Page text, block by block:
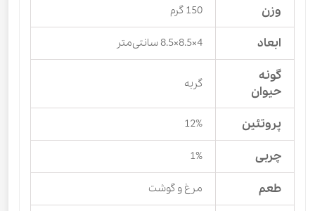
وزن 150 گرم
ابعاد 4×8.5×8.5 سانتی‌متر
گونه
حیوان
گربه
پروتئین 12%
چربی 1%
طعم مرغ و گوشت